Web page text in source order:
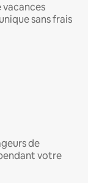
vacances
sans frais
de
votre